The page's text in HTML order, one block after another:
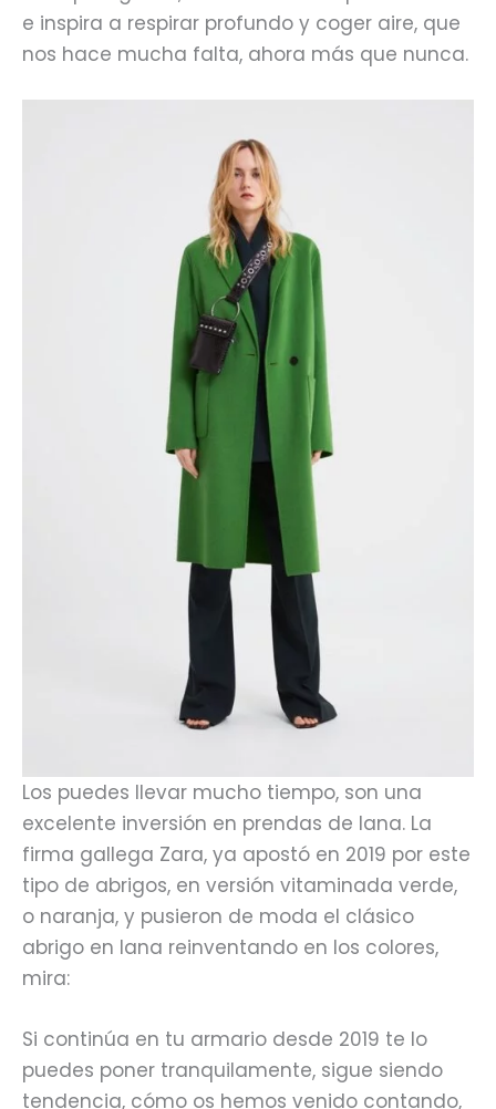
e inspira a respirar profundo y coger aire, que
nos hace mucha falta, ahora más que nunca.
Los puedes llevar mucho tiempo, son una
excelente inversión en prendas de lana. La
firma gallega Zara, ya apostó en 2019 por este
tipo de abrigos, en versión vitaminada verde,
o naranja, y pusieron de moda el clásico
abrigo en lana reinventando en los colores,
mira:
Si continúa en tu armario desde 2019 te lo
puedes poner tranquilamente, sigue siendo
tendencia, cómo os hemos venido contando,